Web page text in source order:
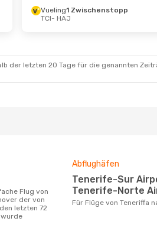
Vueling1 Zwischenstopp
TCI- HAJ
der letzten 20 Tage für die genannten
der von
letzten 72
Abflughäfen
Tenerife-Sur Airport,
Tenerife-Norte
Für Flüge von Teneriffa